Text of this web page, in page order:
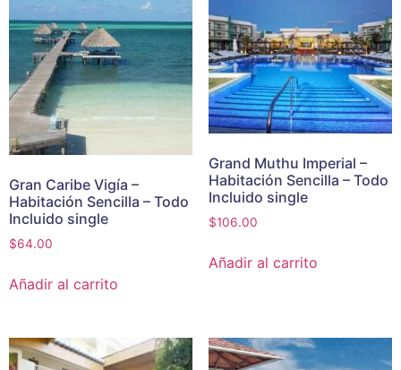
Gran Caribe Vigía –
Habitación Sencilla – Todo
Incluido single
$64.00
Añadir al carrito
Grand Muthu Imperial –
Habitación Sencilla – Todo
Incluido single
$106.00
Añadir al carrito